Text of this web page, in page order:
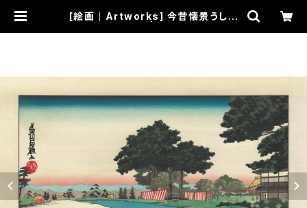
[絵画｜Artworks] 今昔懐景うしろ